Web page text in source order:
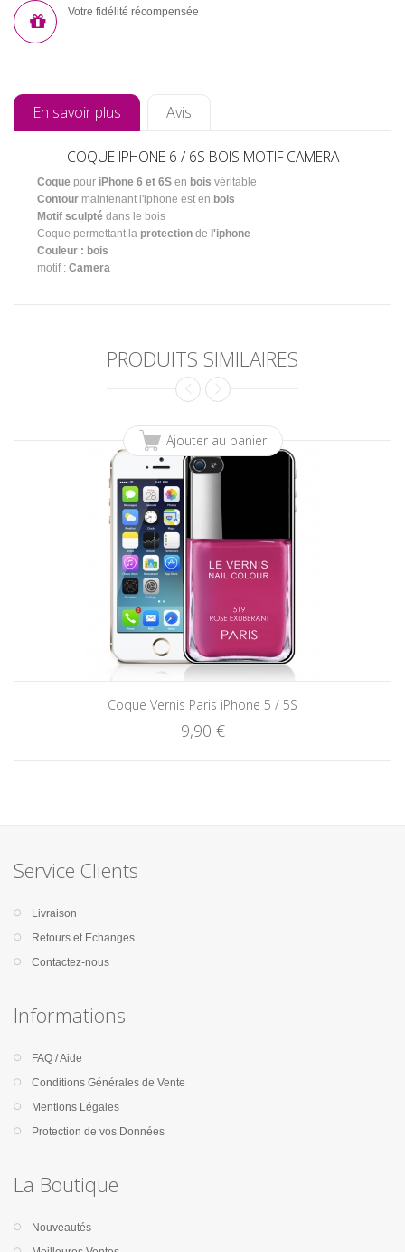
Votre fidélité récompensée
En savoir plus Avis
COQUE IPHONE 6 / 6S BOIS MOTIF CAMERA
Coque pour iPhone 6 et 6S en bois véritable
Contour maintenant l'iphone est en bois
Motif sculpté dans le bois
Coque permettant la protection de l'iphone
Couleur : bois
motif : Camera
PRODUITS SIMILAIRES
Ajouter au panier
Coque Vernis Paris iPhone 5 / 5S
9,90 €
Service Clients
Livraison
Retours et Echanges
Contactez-nous
Informations
FAQ / Aide
Conditions Générales de Vente
Mentions Légales
Protection de vos Données
La Boutique
Nouveautés